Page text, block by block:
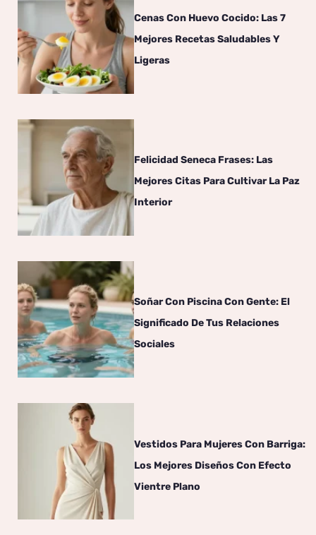
Cenas Con Huevo Cocido: Las 7
Mejores Recetas Saludables Y
Ligeras
Felicidad Seneca Frases: Las
Mejores Citas Para Cultivar La Paz
Interior
Soñar Con Piscina Con Gente: El
Significado De Tus Relaciones
Sociales
Vestidos Para Mujeres Con Barriga:
Los Mejores Diseños Con Efecto
Vientre Plano